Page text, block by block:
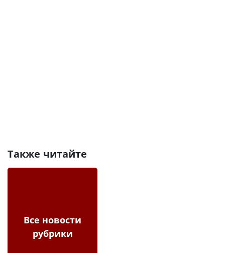
Также читайте
Все новости
рубрики